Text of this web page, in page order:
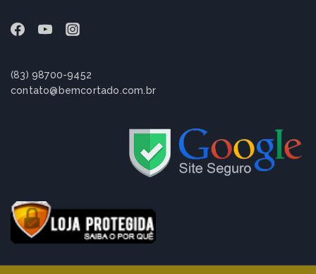
(83) 98700-9452
contato@bemcortado.com.br